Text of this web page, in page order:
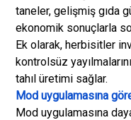
taneler, gelişmiş gıda
ekonomik sonuçlarla
Ek olarak, herbisitler
kontrolsüz
tahıl üretimi sağlar.
Mod uygulamasına
Mod uygulamasına